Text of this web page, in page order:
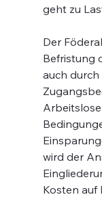
geht zu
Der
Befristung
auch
wird der
Kosten auf